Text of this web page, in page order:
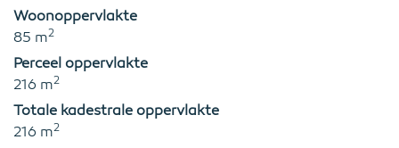
Woonoppervlakte
85 m2
Perceel oppervlakte
216 m2
Totale kadestrale oppervlakte
216 m2